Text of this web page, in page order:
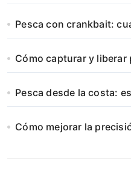
Pesca con crankbait:
Cómo capturar y liberar
Pesca desde la costa:
Cómo mejorar la